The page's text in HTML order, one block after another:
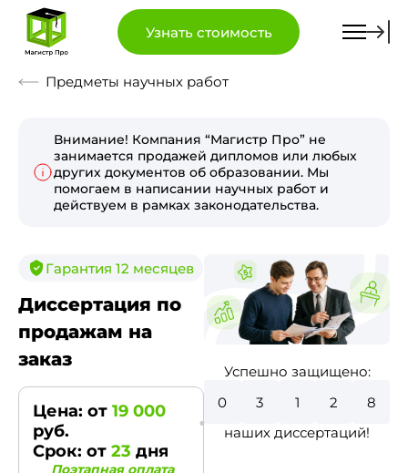
Узнать стоимость
Предметы научных работ
Внимание! Компания “Магистр Про” не
занимается продажей дипломов или любых
других документов об образовании. Мы
помогаем в написании научных работ и
действуем в рамках законодательства.
Гарантия 12 месяцев
Диссертация по
продажам на
заказ
Цена: от 19 000
руб.
Срок: от 23 дня
Поэтапная оплата
Успешно защищено:
6
7
5
3
0
наших диссертаций!